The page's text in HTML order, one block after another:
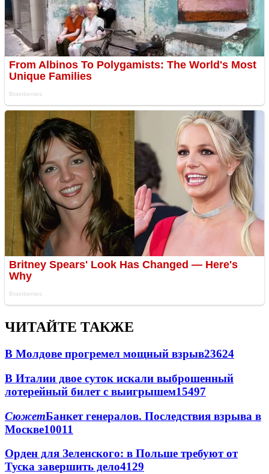
ЧИТАЙТЕ ТАКЖЕ
В Молдове прогремел мощный взрыв23624
В Италии двое суток искали выброшенный
лотерейный билет с выигрышем15497
СюжетБанкет генералов. Последствия взрыва в
Москве10011
Орден для Зеленского: в Польше требуют от
Туска завершить дело4129